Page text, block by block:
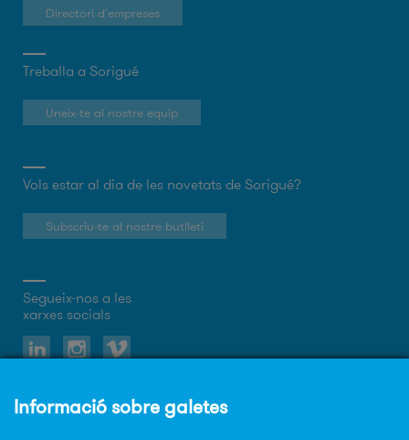
Directori d'empreses
Treballa a Sorigué
Uneix-te al nostre equip
Vols estar al dia de les novetats de Sorigué?
Subscriu-te al nostre butlletí
Segueix-nos a les
xarxes socials